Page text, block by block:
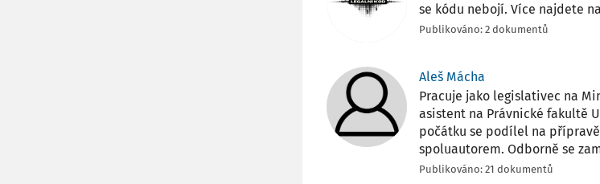
se kódu nebojí. Více najdete
Publikováno: 2 dokumentů
Aleš Mácha
Pracuje jako legislativec na
asistent na Právnické fakultě
počátku se podílel na
spoluautorem. Odborně se
Publikováno: 21 dokumentů